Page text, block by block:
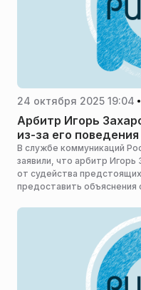
24 октября 2025 19:04
Арбитр Игорь
из-за его
В службе коммуникаций
заявили, что арбитр
от судейства
предоставить